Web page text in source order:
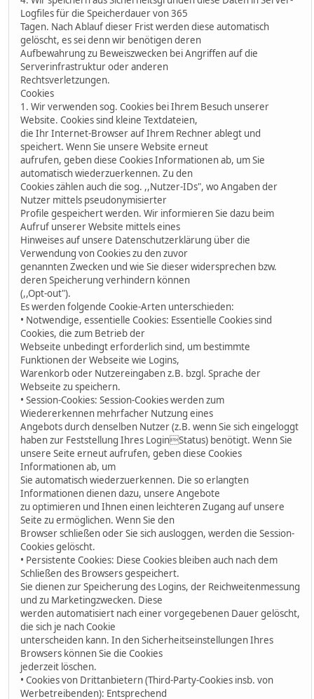
Logfiles für die Speicherdauer von 365
Tagen. Nach Ablauf dieser Frist werden diese automatisch
gelöscht, es sei denn wir benötigen deren
Aufbewahrung zu Beweiszwecken bei Angriffen auf die
Serverinfrastruktur oder anderen
Rechtsverletzungen.
Cookies
1. Wir verwenden sog. Cookies bei Ihrem Besuch unserer
Website. Cookies sind kleine Textdateien,
die Ihr Internet-Browser auf Ihrem Rechner ablegt und
speichert. Wenn Sie unsere Website erneut
aufrufen, geben diese Cookies Informationen ab, um Sie
automatisch wiederzuerkennen. Zu den
Cookies zählen auch die sog. ,,Nutzer-IDs", wo Angaben der
Nutzer mittels pseudonymisierter
Profile gespeichert werden. Wir informieren Sie dazu beim
Aufruf unserer Website mittels eines
Hinweises auf unsere Datenschutzerklärung über die
Verwendung von Cookies zu den zuvor
genannten Zwecken und wie Sie dieser widersprechen bzw.
deren Speicherung verhindern können
(,,Opt-out").
Es werden folgende Cookie-Arten unterschieden:
• Notwendige, essentielle Cookies: Essentielle Cookies sind
Cookies, die zum Betrieb der
Webseite unbedingt erforderlich sind, um bestimmte
Funktionen der Webseite wie Logins,
Warenkorb oder Nutzereingaben z.B. bzgl. Sprache der
Webseite zu speichern.
• Session-Cookies: Session-Cookies werden zum
Wiedererkennen mehrfacher Nutzung eines
Angebots durch denselben Nutzer (z.B. wenn Sie sich eingeloggt
haben zur Feststellung Ihres LoginStatus) benötigt. Wenn Sie
unsere Seite erneut aufrufen, geben diese Cookies
Informationen ab, um
Sie automatisch wiederzuerkennen. Die so erlangten
Informationen dienen dazu, unsere Angebote
zu optimieren und Ihnen einen leichteren Zugang auf unsere
Seite zu ermöglichen. Wenn Sie den
Browser schließen oder Sie sich ausloggen, werden die Session-
Cookies gelöscht.
• Persistente Cookies: Diese Cookies bleiben auch nach dem
Schließen des Browsers gespeichert.
Sie dienen zur Speicherung des Logins, der Reichweitenmessung
und zu Marketingzwecken. Diese
werden automatisiert nach einer vorgegebenen Dauer gelöscht,
die sich je nach Cookie
unterscheiden kann. In den Sicherheitseinstellungen Ihres
Browsers können Sie die Cookies
jederzeit löschen.
• Cookies von Drittanbietern (Third-Party-Cookies insb. von
Werbetreibenden): Entsprechend